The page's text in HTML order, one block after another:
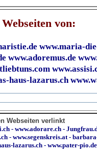
von:
www.maria-
www.adoremus.de
haus-lazarus.ch
Webseiten verlinkt
- www.adorare.ch -
- www.segenskreis.at-
lazarus.ch - www.pater-pio.de